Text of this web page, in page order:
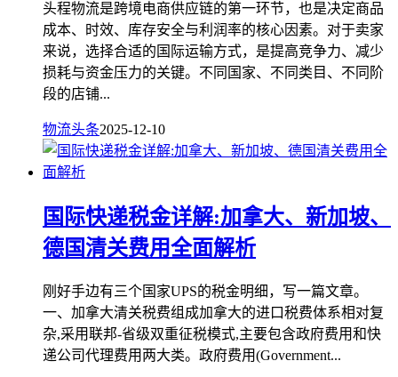
头程物流是跨境电商供应链的第一环节，也是决定商品
成本、时效、库存安全与利润率的核心因素。对于卖家
来说，选择合适的国际运输方式，是提高竞争力、减少
损耗与资金压力的关键。不同国家、不同类目、不同阶
段的店铺...
物流头条2025-12-10
国际快递税金详解:加拿大、新加坡、
德国清关费用全面解析
刚好手边有三个国家UPS的税金明细，写一篇文章。
一、加拿大清关税费组成加拿大的进口税费体系相对复
杂,采用联邦-省级双重征税模式,主要包含政府费用和快
递公司代理费用两大类。政府费用(Government...